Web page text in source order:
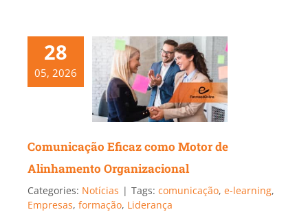
28
05, 2026
Comunicação Eficaz como Motor de
Alinhamento Organizacional
Categories: Notícias | Tags: comunicação, e-learning,
Empresas, formação, Liderança